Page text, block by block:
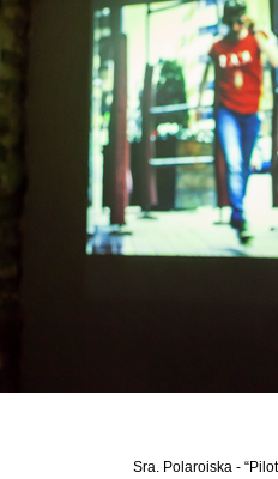
Sra. Polaroiska -